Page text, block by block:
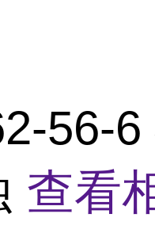
56-6
查看